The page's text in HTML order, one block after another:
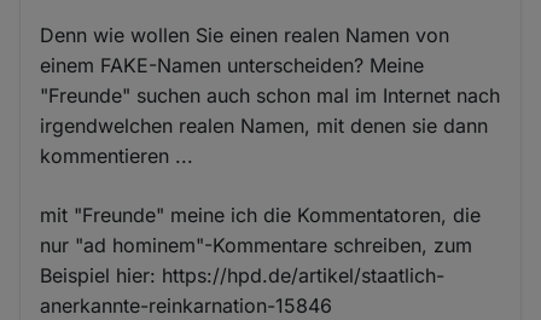
Denn wie wollen Sie einen realen Namen von
einem FAKE-Namen unterscheiden? Meine
"Freunde" suchen auch schon mal im Internet nach
irgendwelchen realen Namen, mit denen sie dann
kommentieren ...
mit "Freunde" meine ich die Kommentatoren, die
nur "ad hominem"-Kommentare schreiben, zum
Beispiel hier: https://hpd.de/artikel/staatlich-
anerkannte-reinkarnation-15846